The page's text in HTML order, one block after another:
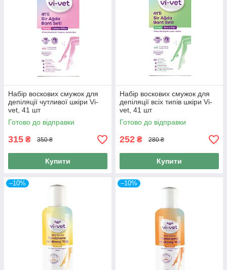
Набір воскових смужок для
депіляції чутливої шкіри Vi-
vet, 41 шт
Готово до відправки
315 ₴ 350 ₴
Купити
Набір воскових смужок для
депіляції всіх типів шкіри Vi-
vet, 41 шт
Готово до відправки
252 ₴ 280 ₴
Купити
–10% –10%